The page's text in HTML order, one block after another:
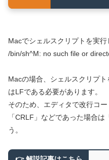
Macでシェルスクリプトを実
/bin/sh^M: no such file or
Macの場合、シェルスクリプ
はLFである必要があります。
そのため、エディタで改行コ
「CRLF」などであった場合
う。